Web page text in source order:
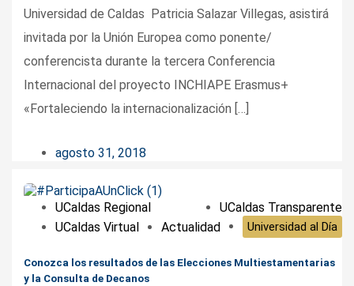
Universidad de Caldas Patricia Salazar Villegas, asistirá
invitada por la Unión Europea como ponente/
conferencista durante la tercera Conferencia
Internacional del proyecto INCHIAPE Erasmus+
«Fortaleciendo la internacionalización […]
agosto 31, 2018
UCaldas Regional
UCaldas Transparente
UCaldas Virtual
Actualidad Universidad al Día
Conozca los resultados de las Elecciones Multiestamentarias
y la Consulta de Decanos